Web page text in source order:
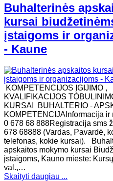
Buhalterinės
kursai
įstaigoms ir
- Kaune
KOMPETENCIJOS ĮGIJIMO ,
KVALIFIKACIJOS
KURSAI BUHALTERIO -
KOMPETENCIJAInformacija ir
0 678 68 888Registracija sms
678 68888 (Vardas, Pavardė,
telefonas, kokie kursai).
apskaitos mokymo kursai
įstaigoms, Kauno mieste:
val.,…
Skaityti daugiau ...